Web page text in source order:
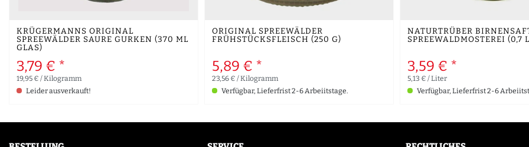
KRÜGERMANNS ORIGINAL
SPREEWÄLDER SAURE GURKEN (370 ML
GLAS)
3,79 € *
19,95 € / Kilogramm
Leider ausverkauft!
ORIGINAL SPREEWÄLDER
FRÜHSTÜCKSFLEISCH (250 G)
5,89 € *
23,56 € / Kilogramm
Verfügbar, Lieferfrist 2-6 Arbeiitstage.
NATURTRÜBER
SPREEWALDMOSTEREI (0,7
3,59 € *
5,13 € / Liter
Verfügbar, Lieferfrist 2-6